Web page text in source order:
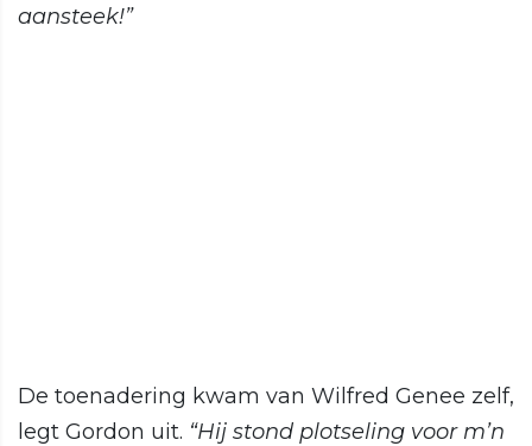
aansteek!”
De toenadering kwam van Wilfred Genee zelf,
legt Gordon uit. “Hij stond plotseling voor m’n